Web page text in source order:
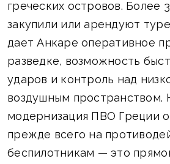
греческих островов. Более
закупили или арендуют
дает Анкаре оперативное
разведке, возможность
ударов и контроль над
воздушным пространством.
модернизация ПВО Греции
прежде всего на
беспилотникам — это